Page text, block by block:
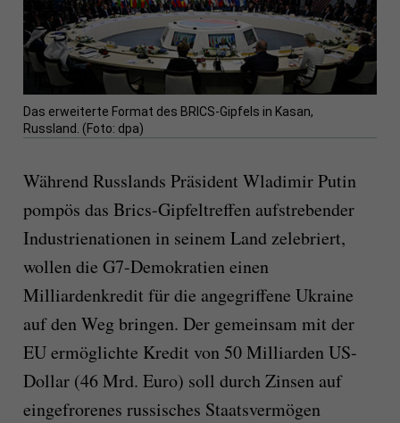
Das erweiterte Format des BRICS-Gipfels in Kasan,
Russland. (Foto: dpa)
Während Russlands Präsident Wladimir Putin
pompös das Brics-Gipfeltreffen aufstrebender
Industrienationen in seinem Land zelebriert,
wollen die G7-Demokratien einen
Milliardenkredit für die angegriffene Ukraine
auf den Weg bringen. Der gemeinsam mit der
EU ermöglichte Kredit von 50 Milliarden US-
Dollar (46 Mrd. Euro) soll durch Zinsen auf
eingefrorenes russisches Staatsvermögen